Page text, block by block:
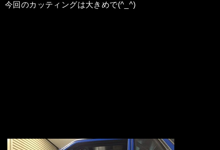
今回のカッティングは大きめで(^_^)